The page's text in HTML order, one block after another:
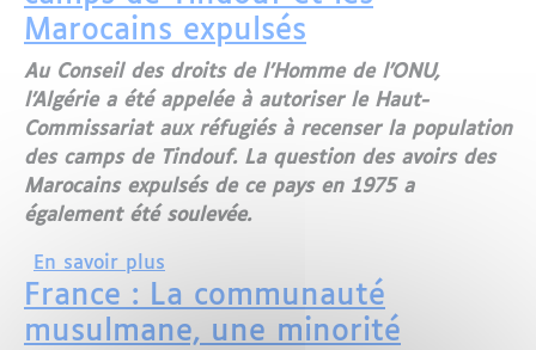
Marocains expulsés
Au Conseil des droits de l’Homme de l'ONU,
l’Algérie a été appelée à autoriser le Haut-
Commissariat aux réfugiés à recenser la population
des camps de Tindouf. La question des avoirs des
Marocains expulsés de ce pays en 1975 a
également été soulevée.
En savoir plus
France : La communauté
musulmane, une minorité